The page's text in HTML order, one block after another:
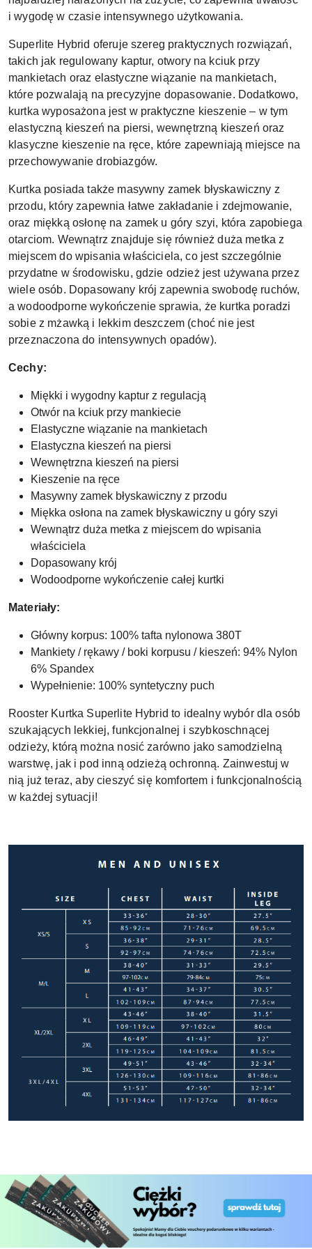
i wygodę w czasie intensywnego użytkowania.
Superlite Hybrid oferuje szereg praktycznych rozwiązań,
takich jak regulowany kaptur, otwory na kciuk przy
mankietach oraz elastyczne wiązanie na mankietach,
które pozwalają na precyzyjne dopasowanie. Dodatkowo,
kurtka wyposażona jest w praktyczne kieszenie – w tym
elastyczną kieszeń na piersi, wewnętrzną kieszeń oraz
klasyczne kieszenie na ręce, które zapewniają miejsce na
przechowywanie drobiazgów.
Kurtka posiada także masywny zamek błyskawiczny z
przodu, który zapewnia łatwe zakładanie i zdejmowanie,
oraz miękką osłonę na zamek u góry szyi, która zapobiega
otarciom. Wewnątrz znajduje się również duża metka z
miejscem do wpisania właściciela, co jest szczególnie
przydatne w środowisku, gdzie odzież jest używana przez
wiele osób. Dopasowany krój zapewnia swobodę ruchów,
a wodoodporne wykończenie sprawia, że kurtka poradzi
sobie z mżawką i lekkim deszczem (choć nie jest
przeznaczona do intensywnych opadów).
Cechy:
Miękki i wygodny kaptur z regulacją
Otwór na kciuk przy mankiecie
Elastyczne wiązanie na mankietach
Elastyczna kieszeń na piersi
Wewnętrzna kieszeń na piersi
Kieszenie na ręce
Masywny zamek błyskawiczny z przodu
Miękka osłona na zamek błyskawiczny u góry szyi
Wewnątrz duża metka z miejscem do wpisania
właściciela
Dopasowany krój
Wodoodporne wykończenie całej kurtki
Materiały:
Główny korpus: 100% tafta nylonowa 380T
Mankiety / rękawy / boki korpusu / kieszeń: 94% Nylon
6% Spandex
Wypełnienie: 100% syntetyczny puch
Rooster Kurtka Superlite Hybrid to idealny wybór dla osób
szukających lekkiej, funkcjonalnej i szybkoschnącej
odzieży, którą można nosić zarówno jako samodzielną
warstwę, jak i pod inną odzieżą ochronną. Zainwestuj w
nią już teraz, aby cieszyć się komfortem i funkcjonalnością
w każdej sytuacji!